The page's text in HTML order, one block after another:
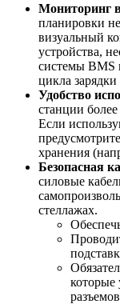
Мониторинг
планировки
визуальный
устройства,
системы BMS
цикла
Удобство
станции
Если
хранения
Безопасная
силовые
стеллажах.
которые